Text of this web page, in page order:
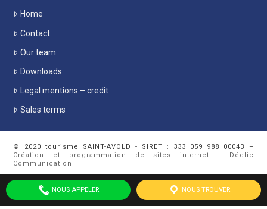
Home
Contact
Our team
Downloads
Legal mentions – credit
Sales terms
© 2020 tourisme SAINT-AVOLD - SIRET : 333 059 988 00043 –
Création et programmation de sites internet : Déclic
Communication
NOUS APPELER NOUS TROUVER